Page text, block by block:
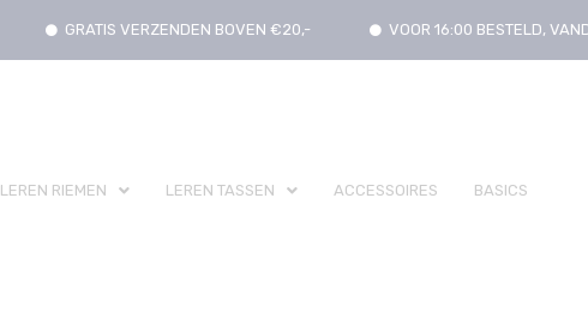
GRATIS VERZENDEN BOVEN €20,- VOOR 16:00 BESTELD,
LEREN RIEMEN LEREN TASSEN ACCESSOIRES BASICS